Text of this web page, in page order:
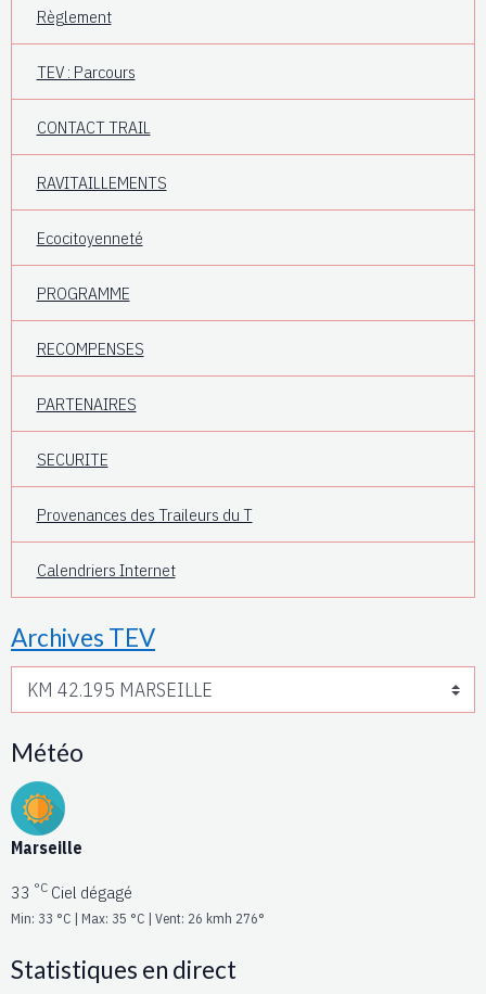
Règlement
TEV : Parcours
CONTACT TRAIL
RAVITAILLEMENTS
Ecocitoyenneté
PROGRAMME
RECOMPENSES
PARTENAIRES
SECURITE
Provenances des Traileurs du T
Calendriers Internet
Archives TEV
Météo
Marseille
33 °C Ciel dégagé
Min: 33 °C | Max: 35 °C | Vent: 26 kmh 276°
Statistiques en direct